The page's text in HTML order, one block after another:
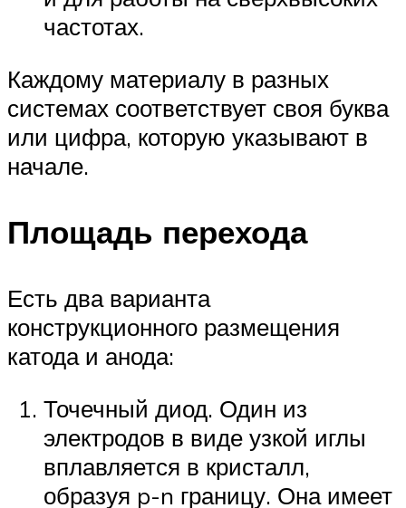
частотах.
Каждому материалу в разных
системах соответствует своя буква
или цифра, которую указывают в
начале.
Площадь перехода
Есть два варианта
конструкционного размещения
катода и анода:
Точечный диод. Один из
электродов в виде узкой иглы
вплавляется в кристалл,
образуя p-n границу. Она имеет